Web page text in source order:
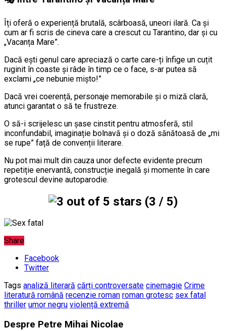
Îți oferă o experiență brutală, scârboasă, uneori ilară. Ca și
cum ar fi scris de cineva care a crescut cu Tarantino, dar și cu
„Vacanța Mare”.
Dacă ești genul care apreciază o carte care-ți înfige un cuțit
ruginit în coaste și râde în timp ce o face, s-ar putea să
exclami „ce nebunie mișto!”
Dacă vrei coerență, personaje memorabile și o miză clară,
atunci garantat o să te frustreze.
O să-i scrijelesc un șase cinstit pentru atmosferă, stil
inconfundabil, imaginație bolnavă și o doză sănătoasă de „mi
se rupe” față de convenții literare.
Nu pot mai mult din cauza unor defecte evidente precum
repetiție enervantă, construcție inegală și momente în care
grotescul devine autoparodie.
(3 / 5)
Share
Facebook
Twitter
Tags analiză literară cărți controversate cinemagie Crime
literatură română recenzie roman roman grotesc sex fatal
thriller umor negru violență extremă
Despre Petre Mihai Nicolae